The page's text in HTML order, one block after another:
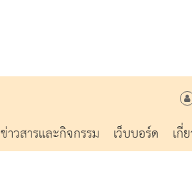
ข่าวสารและกิจกรรม เว็บบอร์ด
เกี่